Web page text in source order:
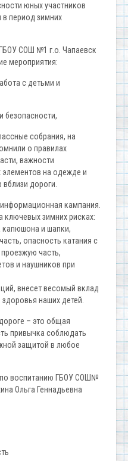
юных участников
период зимних
СОШ №1 г.о. Чапаевск
мероприятия:
с детьми и
безопасности,
собрания, на
о правилах
важности
на одежде и
вблизи дороги.
кампания.
ключевых зимних рисках:
капюшона и шапки,
опасность катания с
часть,
и наушников при
внесет весомый вклад
наших детей.
– это общая
привычка соблюдать
защитой в любое
воспитанию ГБОУ СОШ№
Ольга Геннадьевна